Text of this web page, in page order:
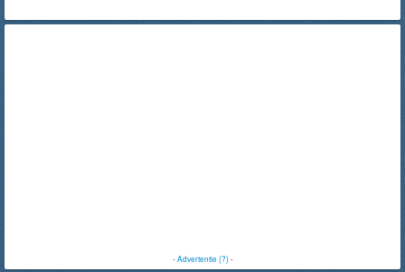
-Advertentie (?)-